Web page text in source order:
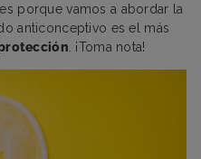
porque vamos a abordar la
anticonceptivo es el más
. ¡Toma nota!